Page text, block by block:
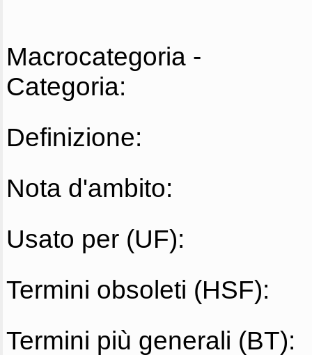
Macrocategoria -
Categoria:
Definizione:
Nota d'ambito:
Usato per (UF):
Termini obsoleti (HSF):
Termini più generali (BT):